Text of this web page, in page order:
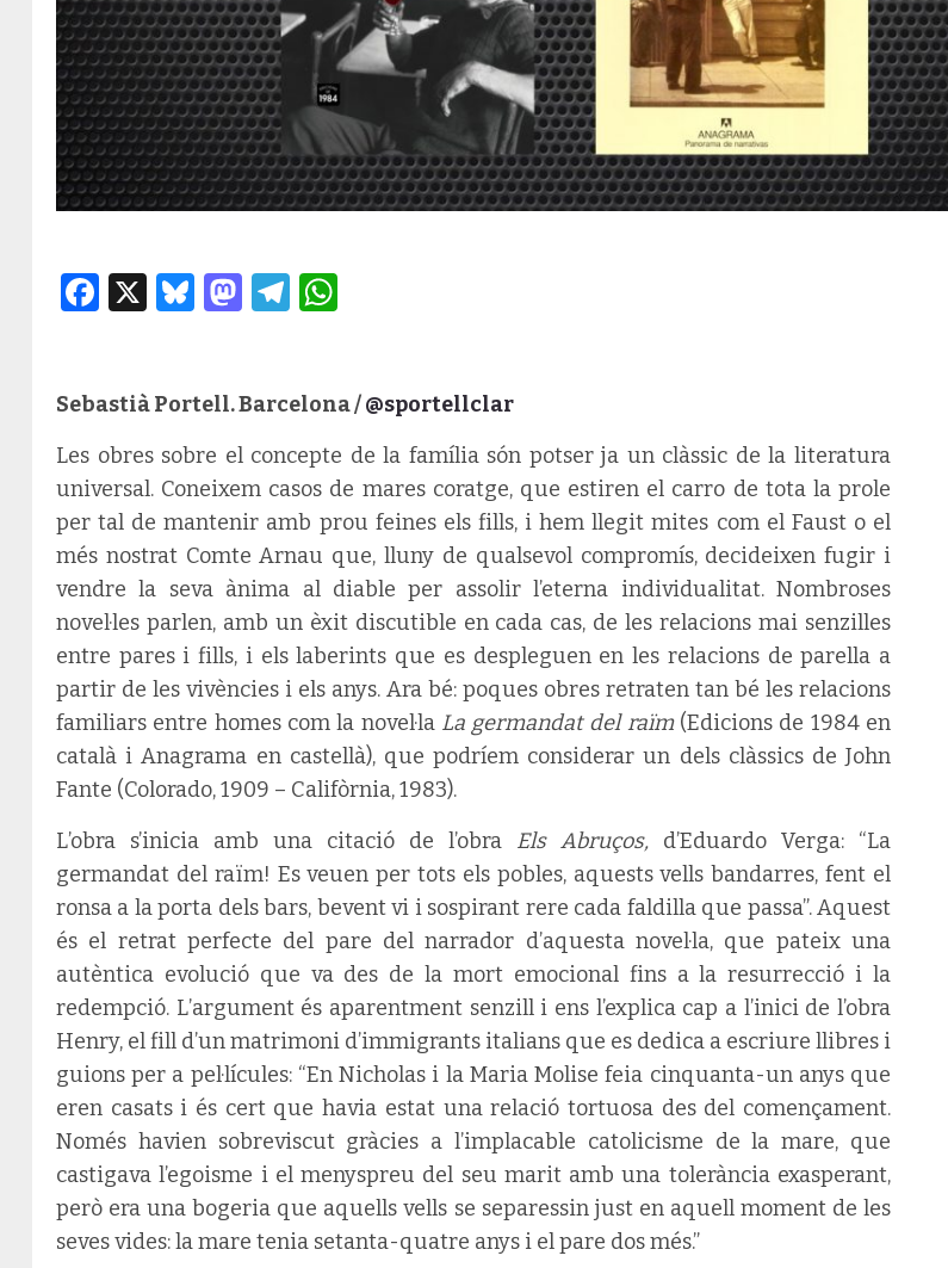
Facebook
X Bluesky
Mastodon
Telegram
Sebastià Portell. Barcelona /@sportellclar
Les obres sobre el concepte de la família són potser ja un clàssic de la literatura
universal. Coneixem casos de mares coratge, que estiren el carro de tota la prole
per tal de mantenir amb prou feines els fills, i hem llegit mites com el Faust o el
més nostrat Comte Arnau que, lluny de qualsevol compromís, decideixen fugir i
vendre la seva ànima al diable per assolir l’eterna individualitat. Nombroses
novel·les parlen, amb un èxit discutible en cada cas, de les relacions mai senzilles
entre pares i fills, i els laberints que es despleguen en les relacions de parella a
partir de les vivències i els anys. Ara bé: poques obres retraten tan bé les relacions
familiars entre homes com la novel·la La germandat del raïm (Edicions de 1984 en
català i Anagrama en castellà), que podríem considerar un dels clàssics de John
Fante (Colorado, 1909 – Califòrnia, 1983).
L’obra s’inicia amb una citació de l’obra Els Abruços, d’Eduardo Verga: “La
germandat del raïm! Es veuen per tots els pobles, aquests vells bandarres, fent el
ronsa a la porta dels bars, bevent vi i sospirant rere cada faldilla que passa”. Aquest
és el retrat perfecte del pare del narrador d’aquesta novel·la, que pateix una
autèntica evolució que va des de la mort emocional fins a la resurrecció i la
redempció. L’argument és aparentment senzill i ens l’explica cap a l’inici de l’obra
Henry, el fill d’un matrimoni d’immigrants italians que es dedica a escriure llibres i
guions per a pel·lícules: “En Nicholas i la Maria Molise feia cinquanta-un anys que
eren casats i és cert que havia estat una relació tortuosa des del començament.
Només havien sobreviscut gràcies a l’implacable catolicisme de la mare, que
castigava l’egoisme i el menyspreu del seu marit amb una tolerància exasperant,
però era una bogeria que aquells vells se separessin just en aquell moment de les
seves vides: la mare tenia setanta-quatre anys i el pare dos més.”